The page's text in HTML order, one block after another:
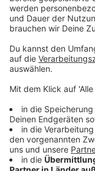
Achtung! Fake-